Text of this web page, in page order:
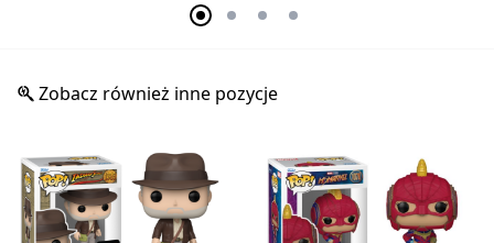
Zobacz również inne pozycje